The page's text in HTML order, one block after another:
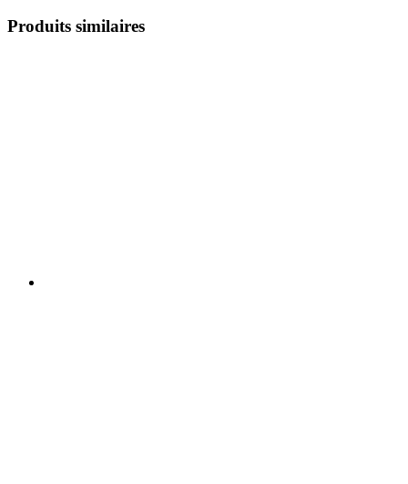
Produits similaires